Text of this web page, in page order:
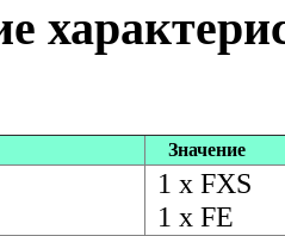
Значение
1 x FXS
1 x FE